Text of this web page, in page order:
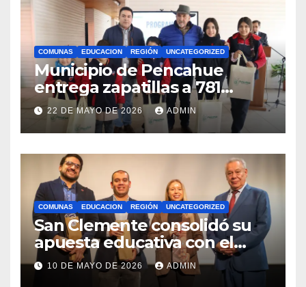
COMUNAS EDUCACION REGIÓN UNCATEGORIZED
Municipio de Pencahue
entrega zapatillas a 781
estudiantes con recursos del
Royalty Minero
22 DE MAYO DE 2026 ADMIN
COMUNAS EDUCACION REGIÓN UNCATEGORIZED
San Clemente consolidó su
apuesta educativa con el
lanzamiento del
Preuniversitario Brotes 2026
10 DE MAYO DE 2026 ADMIN